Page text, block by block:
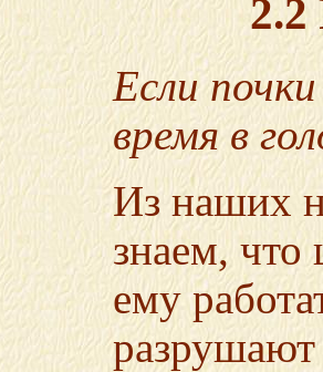
Если
время в
Из наших
знаем,
ему